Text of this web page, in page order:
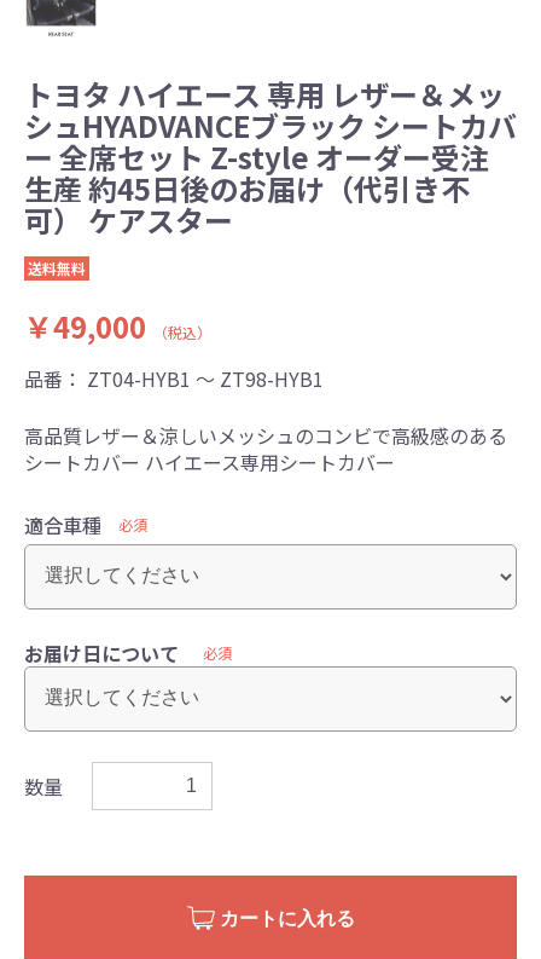
トヨタ ハイエース 専用 レザー＆メッ
シュHYADVANCEブラック シートカバ
ー 全席セット Z-style オーダー受注
生産 約45日後のお届け（代引き不
可） ケアスター
送料無料
￥49,000 （税込）
品番： ZT04-HYB1 ～ ZT98-HYB1
高品質レザー＆涼しいメッシュのコンビで高級感のある
シートカバー ハイエース専用シートカバー
適合車種 必須
お届け日について 必須
数量
カートに入れる